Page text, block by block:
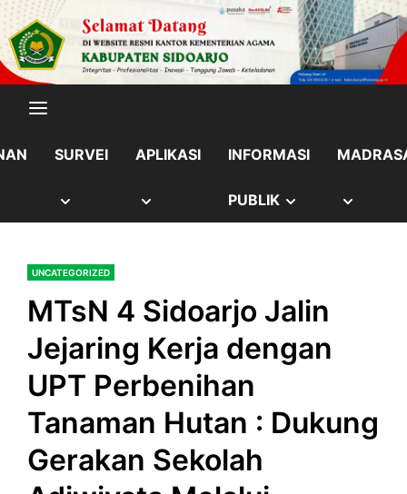
content
Skip
to
content
SURVEI APLIKASI INFORMASI
PUBLIK SHOW
UNCATEGORIZED
MTsN 4 Sidoarjo Jalin
Jejaring Kerja dengan
UPT Perbenihan
Tanaman Hutan : Dukung
Gerakan Sekolah